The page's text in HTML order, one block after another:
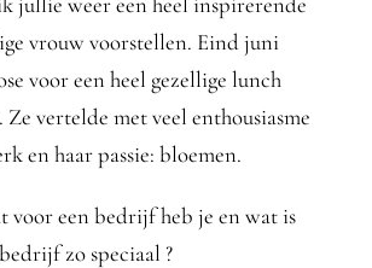
vrouw voorstellen. Eind juni
voor een heel gezellige lunch
Ze vertelde met veel enthousiasme
en haar passie: bloemen.
voor een bedrijf heb je en wat is
zo speciaal ?